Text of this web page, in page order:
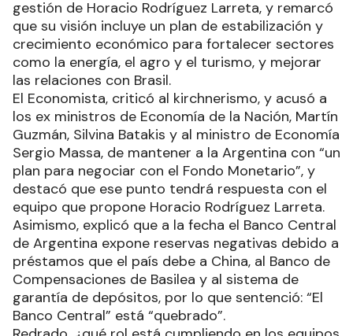
gestión de Horacio Rodríguez Larreta, y remarcó
que su visión incluye un plan de estabilización y
crecimiento económico para fortalecer sectores
como la energía, el agro y el turismo, y mejorar
las relaciones con Brasil.
El Economista, criticó al kirchnerismo, y acusó a
los ex ministros de Economía de la Nación, Martín
Guzmán, Silvina Batakis y al ministro de Economía
Sergio Massa, de mantener a la Argentina con “un
plan para negociar con el Fondo Monetario”, y
destacó que ese punto tendrá respuesta con el
equipo que propone Horacio Rodríguez Larreta.
Asimismo, explicó que a la fecha el Banco Central
de Argentina expone reservas negativas debido a
préstamos que el país debe a China, al Banco de
Compensaciones de Basilea y al sistema de
garantía de depósitos, por lo que sentenció: “El
Banco Central” está “quebrado”.